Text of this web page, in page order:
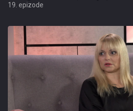
19. epizode